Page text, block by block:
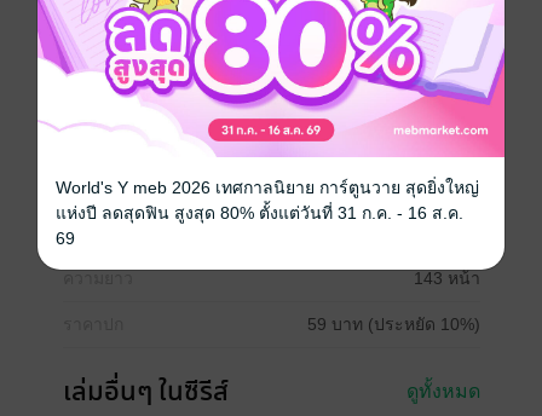
โรแมนติก พารานอร์มอล หนังสือแปล
Boy love / Yaoi
พ่อบ้านหูตก
ประเภทไฟล์ pdf
วันที่วางขาย
143 หน้า
59 บาท (ประหยัด 10%)
เล่มอื่นๆ ในซีรีส์ ดูทั้งหมด
World's Y meb 2026 เทศกาลนิยาย การ์ตูนวาย สุดยิ่งใหญ่
แห่งปี ลดสุดฟิน สูงสุด 80% ตั้งแต่วันที่ 31 ก.ค. - 16 ส.ค.
69